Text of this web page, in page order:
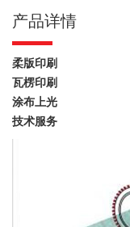
产品详情
柔版印刷
瓦楞印刷
涂布上光
技术服务